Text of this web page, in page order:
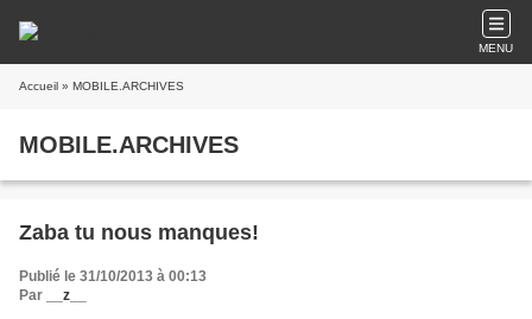
MENU
Accueil » MOBILE.ARCHIVES
MOBILE.ARCHIVES
Zaba tu nous manques!
Publié le 31/10/2013 à 00:13
Par
__z__